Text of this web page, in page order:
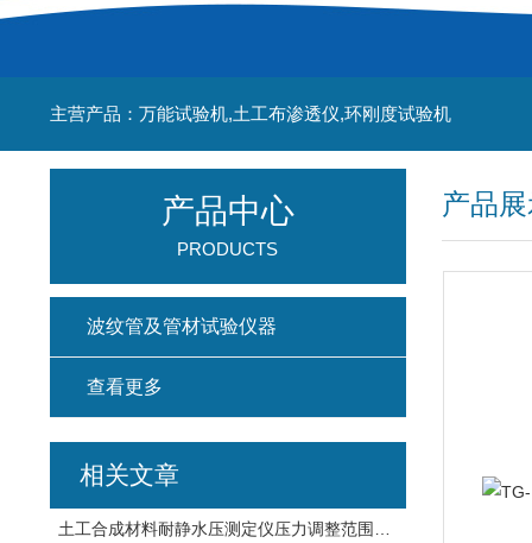
主营产品：万能试验机,土工布渗透仪,环刚度试验机
产品
产品中心
PRODUCTS
波纹管及管材试验仪器
查看更多
相关文章